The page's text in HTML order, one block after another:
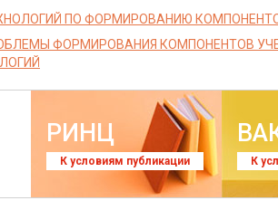
ПО ФОРМИРОВАНИЮ
ФОРМИРОВАНИЯ КОМПОНЕНТОВ
РИНЦ
К условиям публикации К